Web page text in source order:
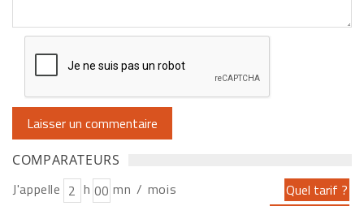
COMPARATEURS
J'appelle h
mn / mois